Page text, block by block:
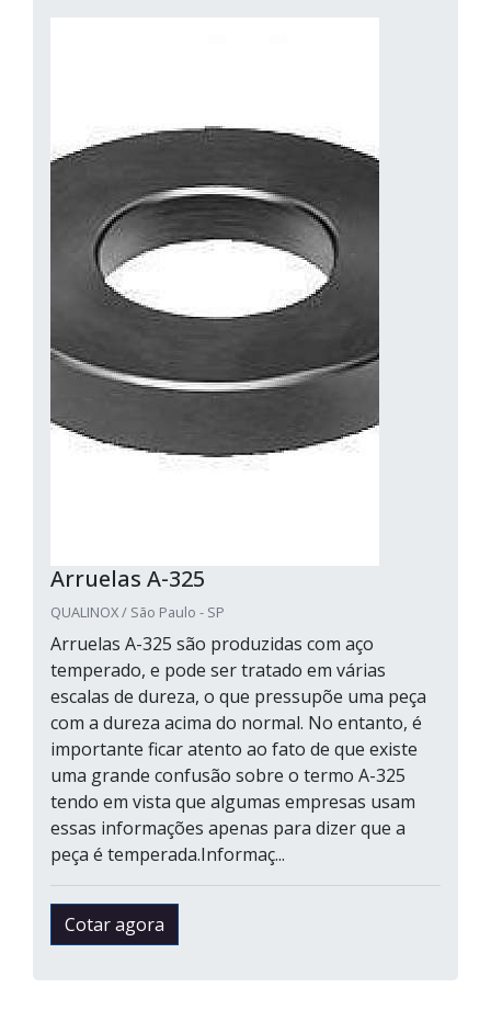
Arruelas A-325
QUALINOX / São Paulo - SP
Arruelas A-325 são produzidas com aço
temperado, e pode ser tratado em várias
escalas de dureza, o que pressupõe uma peça
com a dureza acima do normal. No entanto, é
importante ficar atento ao fato de que existe
uma grande confusão sobre o termo A-325
tendo em vista que algumas empresas usam
essas informações apenas para dizer que a
peça é temperada.Informaç...
Cotar agora